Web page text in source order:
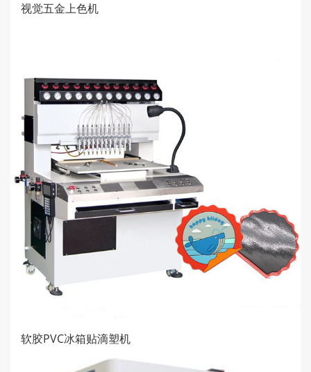
视觉五金上色机
软胶PVC冰箱贴滴塑机